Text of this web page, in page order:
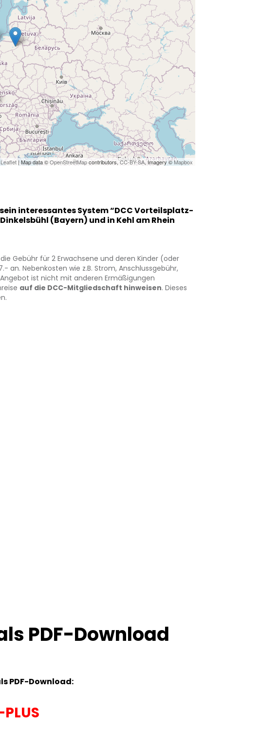
Leaflet | Map data ©OpenStreetMapcontributors,CC-BY-SA, Imagery ©Mapbox
interessantes System “DCC Vorteilsplatz-
(Bayern) und in Kehl am Rhein
Gebühr für 2 Erwachsene und deren Kinder (oder
an. Nebenkosten wie z.B. Strom, Anschlussgebühr,
ist nicht mit anderen Ermäßigungen
auf die DCC-Mitgliedschaft hinweisen. Dieses
PDF-Download
PDF-Download: